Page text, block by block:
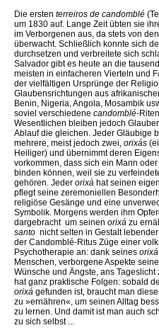
Die ersten terreiros de candomblé
um 1830 auf. Lange Zeit übten sie
im Verborgenen aus, da stets von
überwacht. Schließlich konnte sich
durchsetzen und verbreitete sich
Salvador gibt es heute an die tausend
meisten in einfacheren Vierteln und
der vielfältigen Ursprünge der
Glaubensrichtungen aus
Benin, Nigeria, Angola, Mosambik
soviel verschiedene candomblé-
Wesentlichen bleiben jedoch
Ablauf die gleichen. Jeder Gläubige
mehrere, meist jedoch zwei, orixás
Heiliger) und übernimmt deren
vorkommen, dass sich ein Mann
binden können, weil sie zu
gehören. Jeder orixà hat seinen
pflegt seine zeremoniellen
religiöse Gesänge und eine
Symbolik. Morgens werden ihm
dargebracht  um seinen orixá zu
santo  nicht selten in Gestalt
der Candomblé-Ritus Züge einer
Psychotherapie an: dank seines orixá
Menschen, verborgene Aspekte
Wünsche und Ängste, ans Tageslicht
hat ganz praktische Folgen: sobald
orixá gefunden ist, braucht man
zu »ernähren«, um seinen Alltag
zu lernen. Und damit ist man auch
zu sich selbst ...